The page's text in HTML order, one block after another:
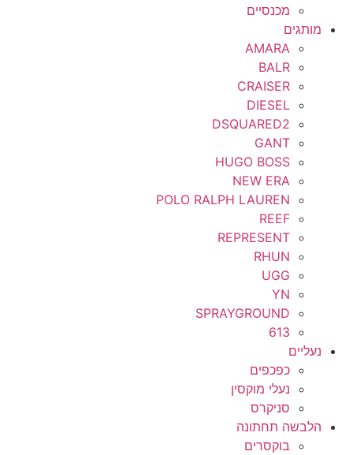
מכנסיים
מותגים
AMARA
BALR
CRAISER
DIESEL
DSQUARED2
GANT
HUGO BOSS
NEW ERA
POLO RALPH LAUREN
REEF
REPRESENT
RHUN
UGG
YN
SPRAYGROUND
613
נעליים
כפכפים
נעלי מוקסין
סניקרס
הלבשה תחתונה
בוקסרים